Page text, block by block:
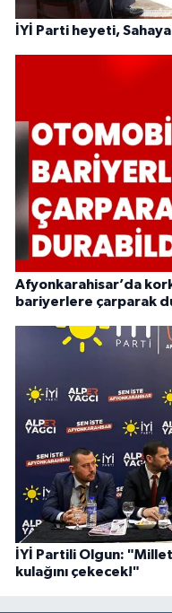
İYİ Parti heyeti,
Afyonkarahisar’da
bariyerlere çarparak
İYİ Partili Olgun:
kulağını çekecek!"